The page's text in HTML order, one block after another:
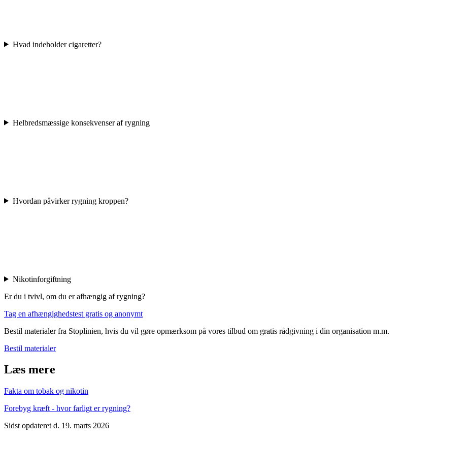
Hvad indeholder cigaretter?
Helbredsmæssige konsekvenser af rygning
Hvordan påvirker rygning kroppen?
Nikotinforgiftning
Er du i tvivl, om du er afhængig af rygning?
Tag en afhængighedstest gratis og anonymt
Bestil materialer fra Stoplinien, hvis du vil gøre opmærksom på vores tilbud om gratis rådgivning i din organisation m.m.
Bestil materialer
Læs mere
Fakta om tobak og nikotin
Forebyg kræft - hvor farligt er rygning?
Sidst opdateret d. 19. marts 2026